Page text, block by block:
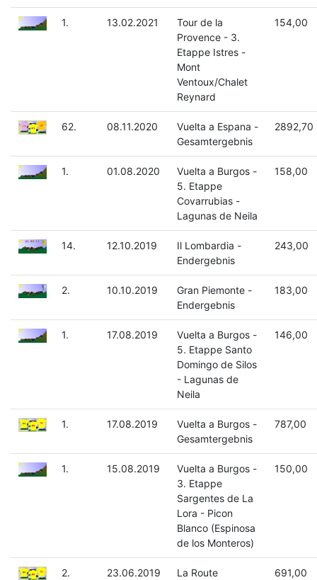
1. 13.02.2021
Tour de la
Provence - 3.
Etappe Istres -
Mont
Ventoux/Chalet
Reynard
154,00
62. 08.11.2020
Vuelta a Espana -
Gesamtergebnis
2892,70
1. 01.08.2020
Vuelta a Burgos -
5. Etappe
Covarrubias -
Lagunas de Neila
158,00
14. 12.10.2019
Il Lombardia -
Endergebnis
243,00
2. 10.10.2019
Gran Piemonte -
Endergebnis
183,00
1. 17.08.2019
Vuelta a Burgos -
5. Etappe Santo
Domingo de Silos
- Lagunas de
Neila
146,00
1. 17.08.2019
Vuelta a Burgos -
Gesamtergebnis
787,00
1. 15.08.2019
Vuelta a Burgos -
3. Etappe
Sargentes de La
Lora - Picon
Blanco (Espinosa
de los Monteros)
150,00
2. 23.06.2019
La Route
691,00